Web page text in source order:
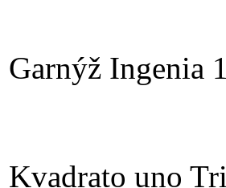
Garnýž Ingenia
Kvadrato uno